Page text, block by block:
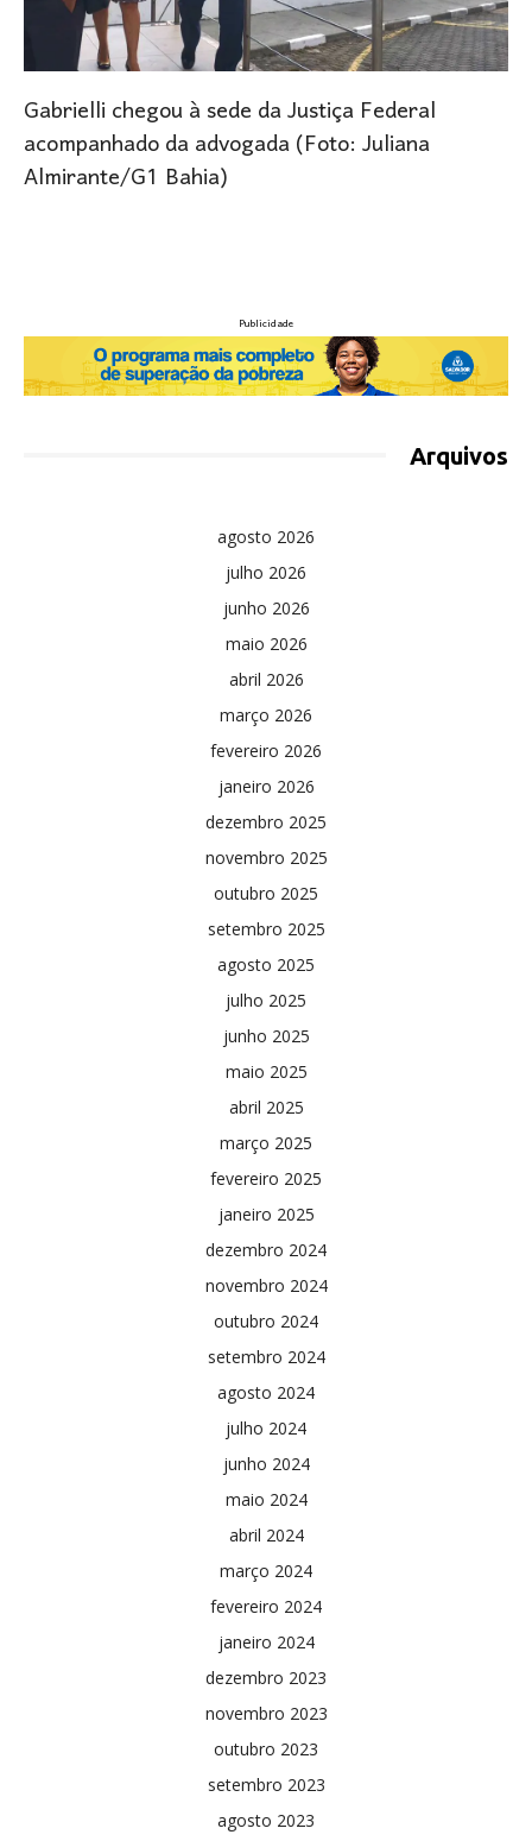
Gabrielli chegou à sede da Justiça Federal
acompanhado da advogada (Foto: Juliana
Almirante/G1 Bahia)
Publicidade
Arquivos
agosto 2026
julho 2026
junho 2026
maio 2026
abril 2026
março 2026
fevereiro 2026
janeiro 2026
dezembro 2025
novembro 2025
outubro 2025
setembro 2025
agosto 2025
julho 2025
junho 2025
maio 2025
abril 2025
março 2025
fevereiro 2025
janeiro 2025
dezembro 2024
novembro 2024
outubro 2024
setembro 2024
agosto 2024
julho 2024
junho 2024
maio 2024
abril 2024
março 2024
fevereiro 2024
janeiro 2024
dezembro 2023
novembro 2023
outubro 2023
setembro 2023
agosto 2023